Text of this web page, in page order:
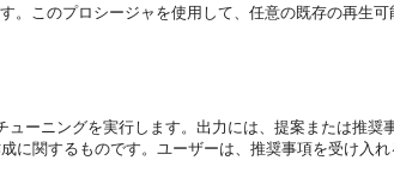
。このプロシージャを使用して、任意の既存の再生
ーニングを実行します。出力には、提案または推奨
関するものです。ユーザーは、推奨事項を受け入